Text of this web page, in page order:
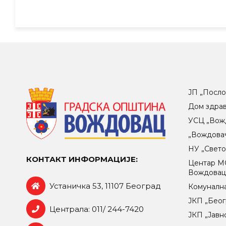
КОНТАКТ ИНФОРМАЦИЈЕ:
Устаничка 53, 11107 Београд
Централа: 011/ 244-7420
ЈП
Дом
УСЦ
НУ
Центар
Вождовац
ЈКП
ЈКП